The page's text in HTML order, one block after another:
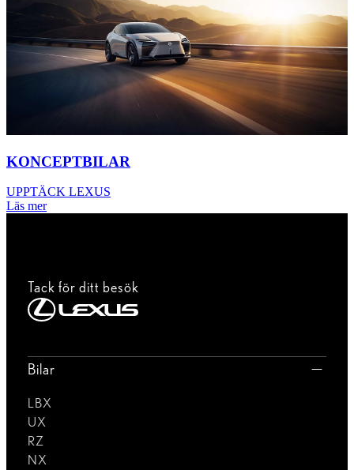
KONCEPTBILAR
UPPTÄCK LEXUS
Läs mer
Tack för ditt besök
Bilar
LBX
UX
RZ
NX